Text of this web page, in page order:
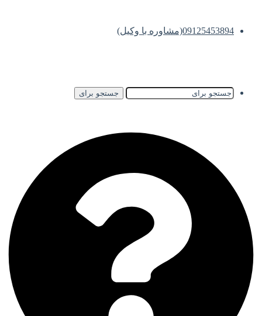
09125453894(مشاوره با وکیل)
جستجو برای